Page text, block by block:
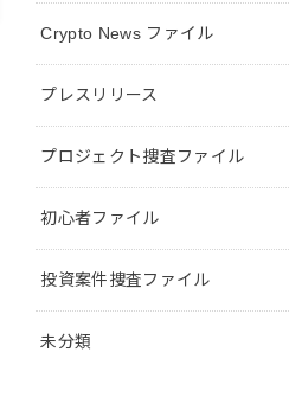
Crypto News ファイル
プレスリリース
プロジェクト捜査ファイル
初心者ファイル
投資案件捜査ファイル
未分類